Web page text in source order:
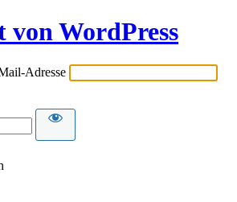
von WordPress
Adresse